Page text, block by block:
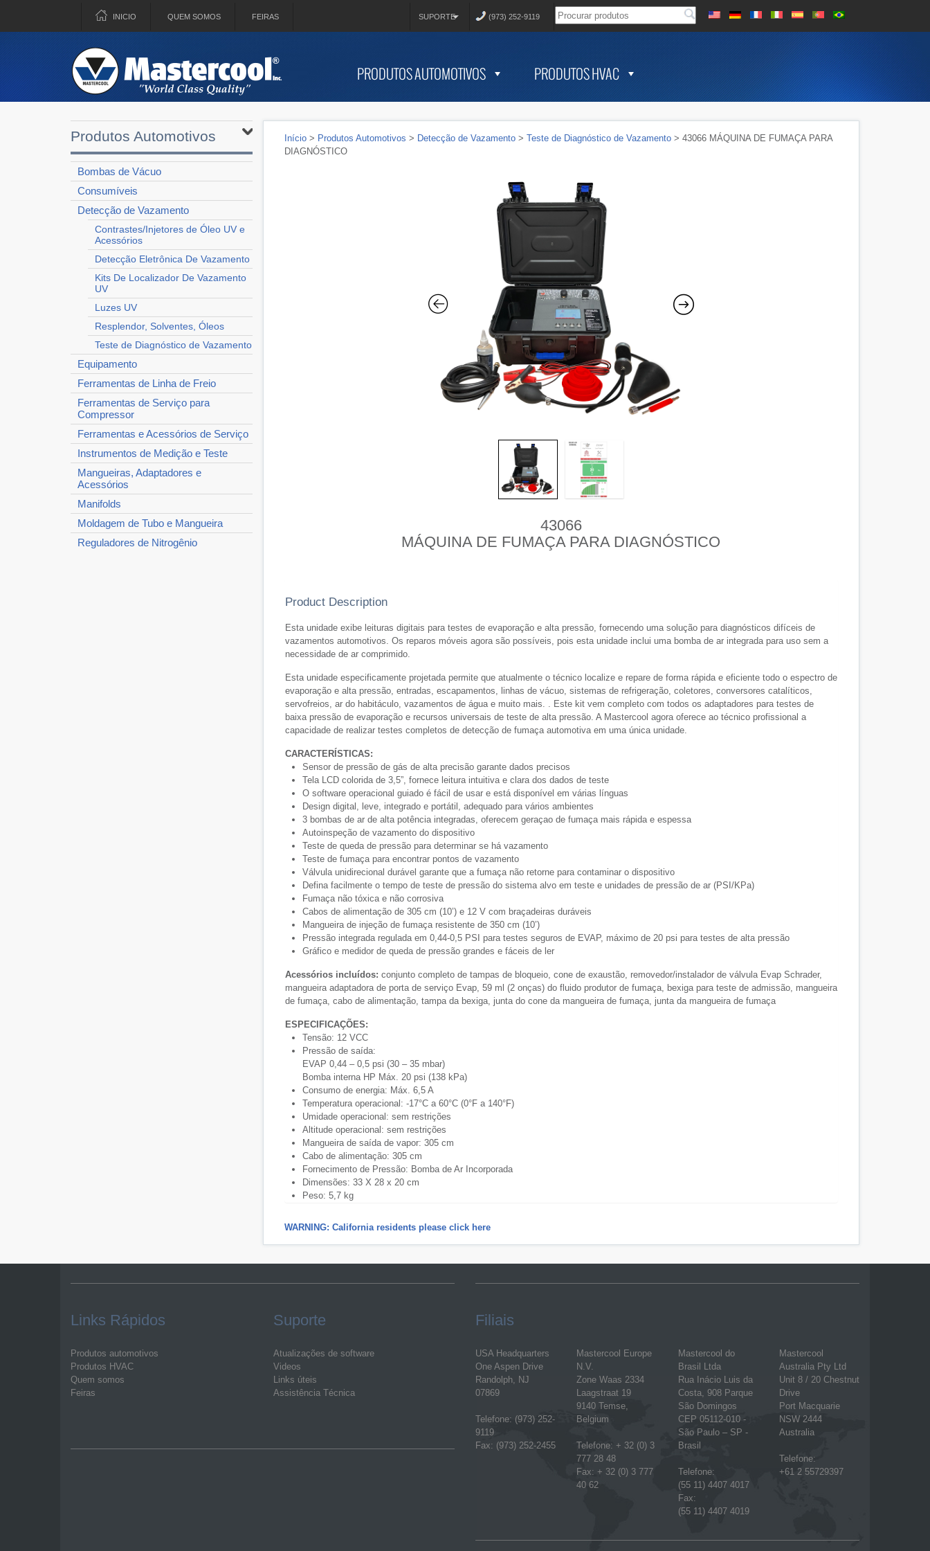
INICIO QUEM SOMOS FEIRAS SUPORTE (973) 252-9119
PRODUTOS AUTOMOTIVOS PRODUTOS HVAC
Produtos Automotivos
Bombas de Vácuo
Consumíveis
Detecção de Vazamento
Contrastes/Injetores de Óleo UV e
Acessórios
Detecção Eletrônica De Vazamento
Kits De Localizador De Vazamento
UV
Luzes UV
Resplendor, Solventes, Óleos
Teste de Diagnóstico de Vazamento
Equipamento
Ferramentas de Linha de Freio
Ferramentas de Serviço para
Compressor
Ferramentas e Acessórios de Serviço
Instrumentos de Medição e Teste
Mangueiras, Adaptadores e
Acessórios
Manifolds
Moldagem de Tubo e Mangueira
Reguladores de Nitrogênio
Início> Produtos Automotivos > Detecção de Vazamento> Teste de Diagnóstico de Vazamento> 43066 MÁQUINA DE FUMAÇA PARA
DIAGNÓSTICO
43066
MÁQUINA DE FUMAÇA PARA DIAGNÓSTICO
Product Description
Esta unidade exibe leituras digitais para testes de evaporação e alta pressão, fornecendo uma solução para diagnósticos difíceis de
vazamentos automotivos. Os reparos móveis agora são possíveis, pois esta unidade inclui uma bomba de ar integrada para uso sem a
necessidade de ar comprimido.
Esta unidade especificamente projetada permite que atualmente o técnico localize e repare de forma rápida e eficiente todo o espectro de
evaporação e alta pressão, entradas, escapamentos, linhas de vácuo, sistemas de refrigeração, coletores, conversores catalíticos,
servofreios, ar do habitáculo, vazamentos de água e muito mais. . Este kit vem completo com todos os adaptadores para testes de
baixa pressão de evaporação e recursos universais de teste de alta pressão. A Mastercool agora oferece ao técnico profissional a
capacidade de realizar testes completos de detecção de fumaça automotiva em uma única unidade.
CARACTERÍSTICAS:
Sensor de pressão de gás de alta precisão garante dados precisos
Tela LCD colorida de 3,5”, fornece leitura intuitiva e clara dos dados de teste
O software operacional guiado é fácil de usar e está disponível em várias línguas
Design digital, leve, integrado e portátil, adequado para vários ambientes
3 bombas de ar de alta potência integradas, oferecem geraçao de fumaça mais rápida e espessa
Autoinspeção de vazamento do dispositivo
Teste de queda de pressão para determinar se há vazamento
Teste de fumaça para encontrar pontos de vazamento
Válvula unidirecional durável garante que a fumaça não retorne para contaminar o dispositivo
Defina facilmente o tempo de teste de pressão do sistema alvo em teste e unidades de pressão de ar (PSI/KPa)
Fumaça não tóxica e não corrosiva
Cabos de alimentação de 305 cm (10’) e 12 V com braçadeiras duráveis
Mangueira de injeção de fumaça resistente de 350 cm (10’)
Pressão integrada regulada em 0,44-0,5 PSI para testes seguros de EVAP, máximo de 20 psi para testes de alta pressão
Gráfico e medidor de queda de pressão grandes e fáceis de ler
Acessórios incluídos: conjunto completo de tampas de bloqueio, cone de exaustão, removedor/instalador de válvula Evap Schrader,
mangueira adaptadora de porta de serviço Evap, 59 ml (2 onças) do fluido produtor de fumaça, bexiga para teste de admissão, mangueira
de fumaça, cabo de alimentação, tampa da bexiga, junta do cone da mangueira de fumaça, junta da mangueira de fumaça
ESPECIFICAÇÕES:
Tensão: 12 VCC
Pressão de saída:
EVAP 0,44 – 0,5 psi (30 – 35 mbar)
Bomba interna HP Máx. 20 psi (138 kPa)
Consumo de energia: Máx. 6,5 A
Temperatura operacional: -17°C a 60°C (0°F a 140°F)
Umidade operacional: sem restrições
Altitude operacional: sem restrições
Mangueira de saída de vapor: 305 cm
Cabo de alimentação: 305 cm
Fornecimento de Pressão: Bomba de Ar Incorporada
Dimensões: 33 X 28 x 20 cm
Peso: 5,7 kg
WARNING: California residents please click here
Links Rápidos
Produtos automotivos
Produtos HVAC
Quem somos
Feiras
Suporte
Atualizações de software
Videos
Links úteis
Assistência Técnica
Filiais
USA Headquarters
One Aspen Drive
Randolph, NJ
07869
Telefone: (973) 252-
9119
Fax: (973) 252-2455
Mastercool Europe
N.V.
Zone Waas 2334
Laagstraat 19
9140 Temse,
Belgium
Telefone: + 32 (0) 3
777 28 48
Fax: + 32 (0) 3 777
40 62
Mastercool do
Brasil Ltda
Rua Inácio Luis da
Costa, 908 Parque
São Domingos
CEP 05112-010 -
São Paulo – SP -
Brasil
Telefone:
(55 11) 4407 4017
Fax:
(55 11) 4407 4019
Mastercool
Australia Pty Ltd
Unit 8 / 20 Chestnut
Drive
Port Macquarie
NSW 2444
Australia
Telefone:
+61 2 55729397